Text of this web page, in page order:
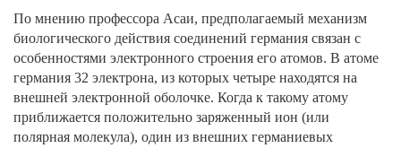
По мнению профессора Асаи, предполагаемый механизм
биологического действия соединений германия связан с
особенностями электронного строения его атомов. В атоме
германия 32 электрона, из которых четыре находятся на
внешней электронной оболочке. Когда к такому атому
приближается положительно заряженный ион (или
полярная молекула), один из внешних германиевых